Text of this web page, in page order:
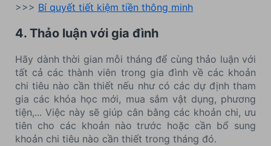
>>> Bí quyết tiết kiệm tiền thông minh
4. Thảo luận với gia đình
Hãy dành thời gian mỗi tháng để cùng thảo luận với
tất cả các thành viên trong gia đình về các khoản
chi tiêu nào cần thiết nếu như có các dự định tham
gia các khóa học mới, mua sắm vật dụng, phương
tiện,... Việc này sẽ giúp cân bằng các khoản chi, ưu
tiên cho các khoản nào trước hoặc cần bổ sung
khoản chi tiêu nào cần thiết trong tháng đó.